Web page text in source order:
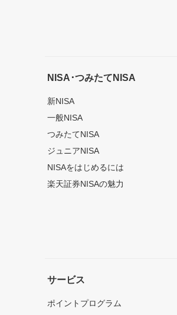
NISA･つみたてNISA
新NISA
一般NISA
つみたてNISA
ジュニアNISA
NISAをはじめるには
楽天証券NISAの魅力
サービス
ポイントプログラム